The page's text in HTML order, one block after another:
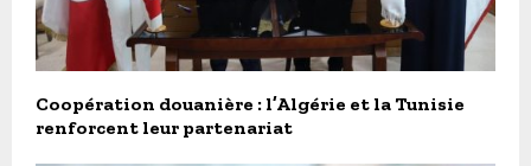
Coopération douanière : l’Algérie et la Tunisie
renforcent leur partenariat